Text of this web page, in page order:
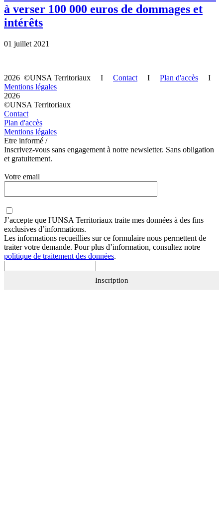
à verser 100 000 euros de dommages et
intérêts
01 juillet 2021
2026 ©UNSA Territoriaux I Contact I Plan d'accès I
Mentions légales
2026
©UNSA Territoriaux
Contact
Plan d'accès
Mentions légales
Etre informé /
Inscrivez-vous sans engagement à notre newsletter. Sans obligation
et gratuitement.
Votre email
J’accepte que l'UNSA Territoriaux traite mes données à des fins
exclusives d’informations.
Les informations recueillies sur ce formulaire nous permettent de
traiter votre demande. Pour plus d’information, consultez notre
politique de traitement des données.
Inscription